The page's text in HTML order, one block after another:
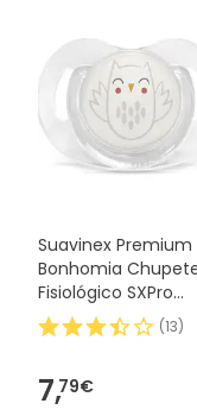
Suavinex Premium
Bonhomia
Fisiológico SXPro
Silicona 0-6M 1ud
(13)
7,79€